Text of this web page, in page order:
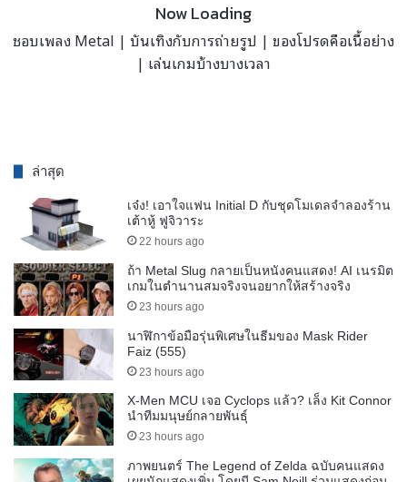
Now Loading
ชอบเพลง Metal | บันเทิงกับการถ่ายรูป | ของโปรดคือเนื้อย่าง
| เล่นเกมบ้างบางเวลา
ล่าสุด
เจ๋ง! เอาใจแฟน Initial D กับชุดโมเดลจำลองร้าน
เต้าหู้ ฟูจิวาระ
22 hours ago
ถ้า Metal Slug กลายเป็นหนังคนแสดง! AI เนรมิต
เกมในตำนานสมจริงจนอยากให้สร้างจริง
23 hours ago
นาฬิกาข้อมือรุ่นพิเศษในธีมของ Mask Rider
Faiz (555)
23 hours ago
X-Men MCU เจอ Cyclops แล้ว? เล็ง Kit Connor
นำทีมมนุษย์กลายพันธุ์
23 hours ago
ภาพยนตร์ The Legend of Zelda ฉบับคนแสดง